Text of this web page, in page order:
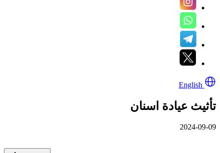
تأثيث عيادة اسنان
2024-09-09